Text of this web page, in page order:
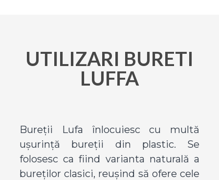
UTILIZARI BURETI
LUFFA
Bureții Lufa înlocuiesc cu multă
ușurință bureții din plastic. Se
folosesc ca fiind varianta naturală a
bureților clasici, reușind să ofere cele